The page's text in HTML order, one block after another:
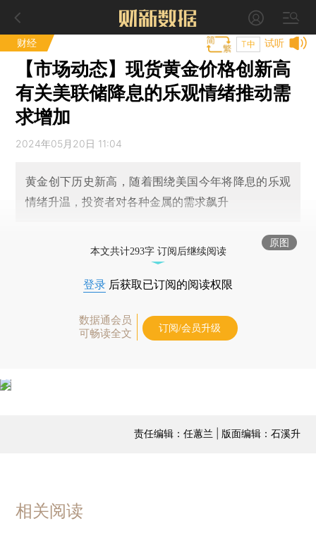
财经 试听
T中
【市场动态】现货黄金价格创新高
有关美联储降息的乐观情绪推动需
求增加
2024年05月20日 11:04
黄金创下历史新高，随着围绕美国今年将降息的乐观
情绪升温，投资者对各种金属的需求飙升
原图
本文共计293字 订阅后继续阅读
登录 后获取已订阅的阅读权限
数据通会员
可畅读全文
订阅/会员升级
责任编辑：任蕙兰 | 版面编辑：石溪升
相关阅读